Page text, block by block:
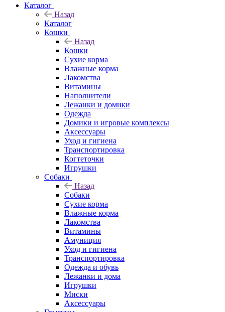
Каталог
Назад
Каталог
Кошки
Назад
Кошки
Сухие корма
Влажные корма
Лакомства
Витамины
Наполнители
Лежанки и домики
Одежда
Домики и игровые комплексы
Аксессуары
Уход и гигиена
Транспортировка
Когтеточки
Игрушки
Собаки
Назад
Собаки
Сухие корма
Влажные корма
Лакомства
Витамины
Амуниция
Уход и гигиена
Транспортировка
Одежда и обувь
Лежанки и дома
Игрушки
Миски
Аксессуары